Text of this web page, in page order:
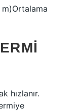
m)Ortalama
hızlanır.